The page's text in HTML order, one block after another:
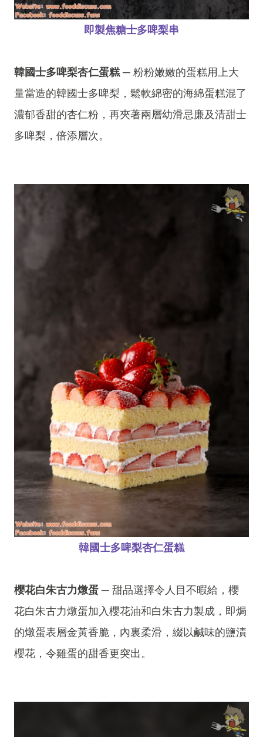
即製焦糖士多啤梨串
韓國士多啤梨杏仁蛋糕─ 粉粉嫩嫩的蛋糕用上大
量當造的韓國士多啤梨，鬆軟綿密的海綿蛋糕混了
濃郁香甜的杏仁粉，再夾著兩層幼滑忌廉及清甜士
多啤梨，倍添層次。
韓國士多啤梨杏仁蛋糕
櫻花白朱古力燉蛋 ─ 甜品選擇令人目不暇給，櫻
花白朱古力燉蛋加入櫻花油和白朱古力製成，即焗
的燉蛋表層金黃香脆，內裏柔滑，綴以鹹味的鹽漬
櫻花，令雞蛋的甜香更突出。